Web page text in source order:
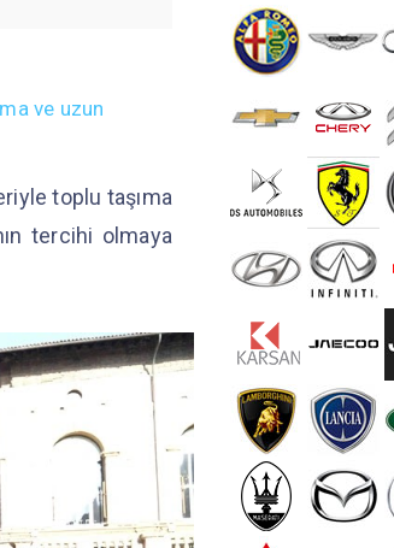
ve uzun
toplu taşıma
tercihi olmaya